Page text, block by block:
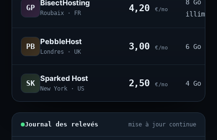
GP
BisectHosting
Roubaix · FR 4,20 €/mo
8 Go ·
PB
PebbleHost
Londres · UK
3,00 €/mo 6 Go ·
SK
Sparked Host
New York · US
2,50 €/mo 4 Go ·
Journal des relevés mise à jour continue